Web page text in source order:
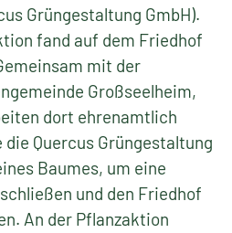
Grüngestaltung GmbH).
fand auf dem Friedhof
mit der
Großseelheim,
dort ehrenamtlich
Quercus Grüngestaltung
Baumes, um eine
und den Friedhof
An der Pflanzaktion